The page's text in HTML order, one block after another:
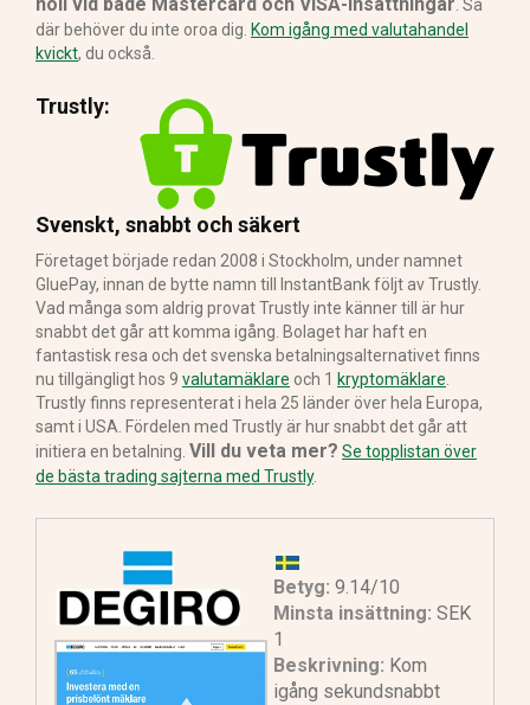
. Så
där behöver du inte oroa dig. Kom igång med valutahandel
kvickt, du också.
Trustly:
Svenskt, snabbt och säkert
Företaget började redan 2008 i Stockholm, under namnet
GluePay, innan de bytte namn till InstantBank följt av Trustly.
Vad många som aldrig provat Trustly inte känner till är hur
snabbt det går att komma igång. Bolaget har haft en
fantastisk resa och det svenska betalningsalternativet finns
nu tillgängligt hos 9 valutamäklare och 1 kryptomäklare
Trustly finns representerat i hela 25 länder över hela Europa,
samt i USA. Fördelen med Trustly är hur snabbt det går att
initiera en betalning. Vill du veta mer? Se topplistan över
de bästa trading sajterna med Trustly.
Betyg: 9.14/10
Minsta insättning: SEK
1
Beskrivning: Kom
igång sekundsnabbt